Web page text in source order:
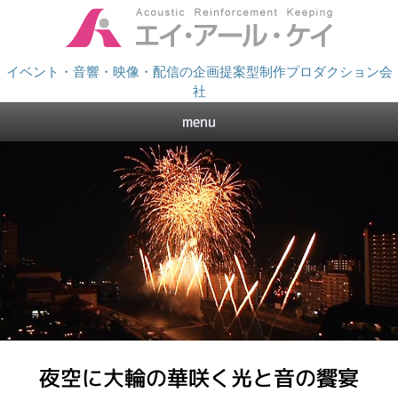
イベント・音響・映像・配信の企画提案型制作プロダクション会
社
menu
夜空に大輪の華咲く光と音の饗宴